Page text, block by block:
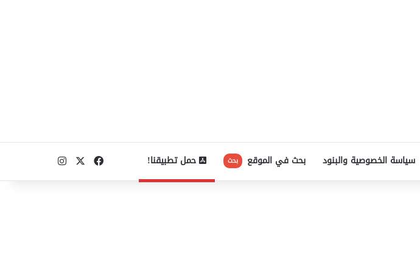
سياسة الخصوصية والبنود بحث في الموقع بحث حمل تطبيقنا! فيسبوكانستقرام